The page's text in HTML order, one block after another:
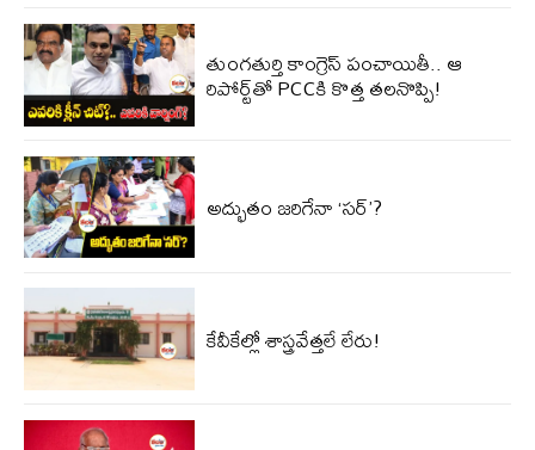
తుంగతుర్తి కాంగ్రెస్‌ పంచాయితీ.. ఆ
రిపోర్ట్‌తో PCCకి కొత్త తలనొప్పి!
అద్భుతం జరిగేనా ‘సర్’?
కేవీకేల్లో శాస్త్రవేత్తలే లేరు!